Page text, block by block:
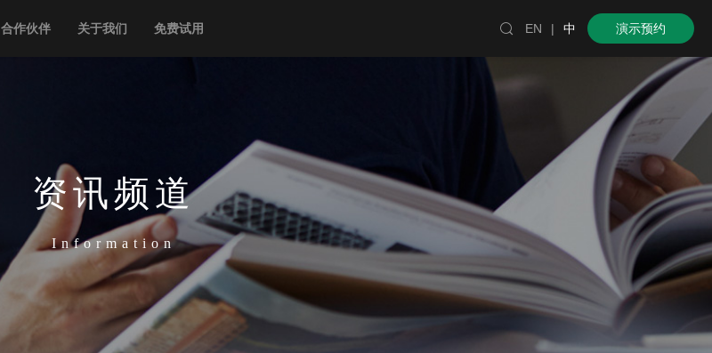
合作伙伴 关于我们 免费试用  EN | 中 演示预约
资讯频道
Information